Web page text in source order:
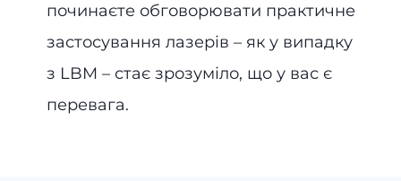
починаєте обговорювати практичне
застосування лазерів – як у випадку
з LBM – стає зрозуміло, що у вас є
перевага.